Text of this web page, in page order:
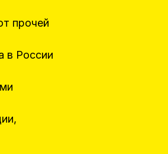
прочей
в России